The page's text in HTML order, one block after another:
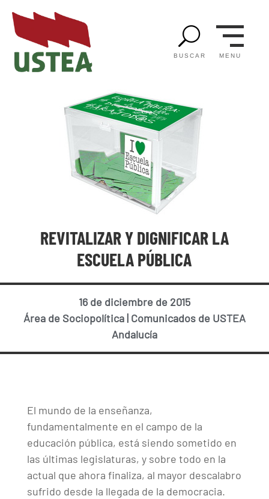
U
BUSCAR MENU
REVITALIZAR Y DIGNIFICAR LA
ESCUELA PÚBLICA
16 de diciembre de 2015
Área de Sociopolítica | Comunicados de USTEA
Andalucía
El mundo de la enseñanza,
fundamentalmente en el campo de la
educación pública, está siendo sometido en
las últimas legislaturas, y sobre todo en la
actual que ahora finaliza, al mayor descalabro
sufrido desde la llegada de la democracia.